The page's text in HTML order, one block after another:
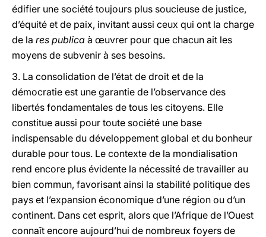
édifier une société toujours plus soucieuse de justice,
d’équité et de paix, invitant aussi ceux qui ont la charge
de la res publica à œuvrer pour que chacun ait les
moyens de subvenir à ses besoins.
3. La consolidation de l’état de droit et de la
démocratie est une garantie de l’observance des
libertés fondamentales de tous les citoyens. Elle
constitue aussi pour toute société une base
indispensable du développement global et du bonheur
durable pour tous. Le contexte de la mondialisation
rend encore plus évidente la nécessité de travailler au
bien commun, favorisant ainsi la stabilité politique des
pays et l’expansion économique d’une région ou d’un
continent. Dans cet esprit, alors que l’Afrique de l’Ouest
connaît encore aujourd’hui de nombreux foyers de